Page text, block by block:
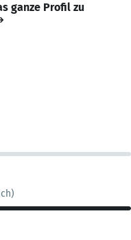
ganze Profil zu